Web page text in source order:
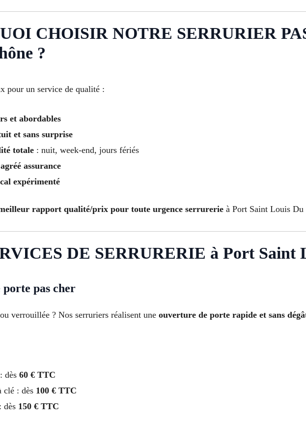
CHOISIR NOTRE SERRURIER
?
pour un service de qualité :
et abordables
et sans surprise
totale: nuit, week-end, jours fériés
assurance
expérimenté
rapport qualité/prix pour toute urgence serrurerie à Port Saint Louis Du
DE SERRURERIE à Port Saint
pas cher
verrouillée ? Nos serruriers réalisent une ouverture de porte rapide et sans
dès 60 € TTC
clé : dès 100 € TTC
dès 150 € TTC